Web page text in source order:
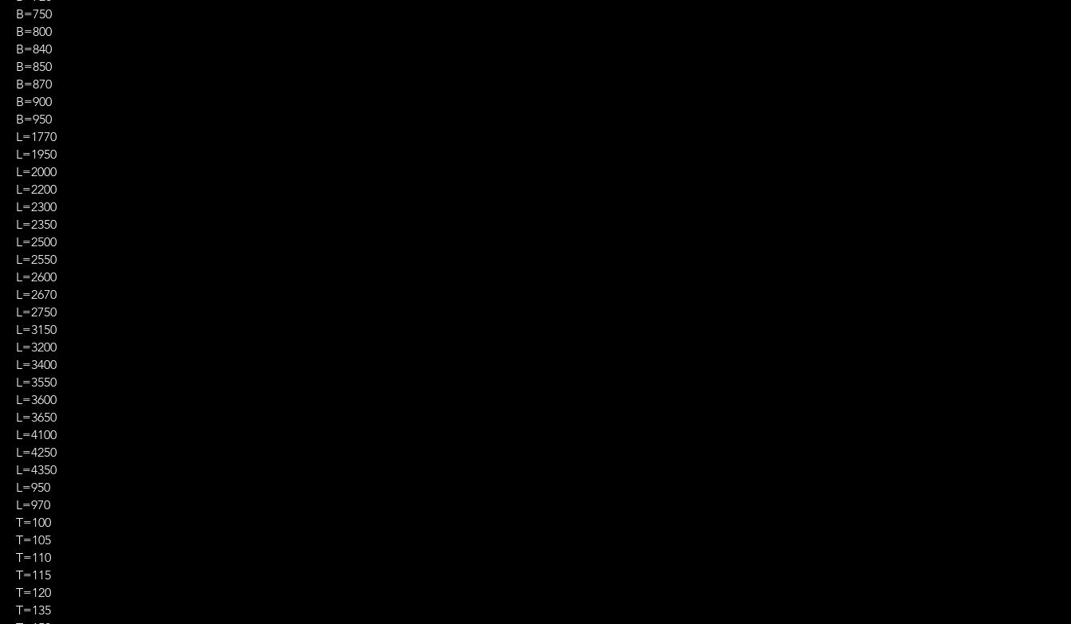
B=750
B=800
B=840
B=850
B=870
B=900
B=950
L=1770
L=1950
L=2000
L=2200
L=2300
L=2350
L=2500
L=2550
L=2600
L=2670
L=2750
L=3150
L=3200
L=3400
L=3550
L=3600
L=3650
L=4100
L=4250
L=4350
L=950
L=970
T=100
T=105
T=110
T=115
T=120
T=135